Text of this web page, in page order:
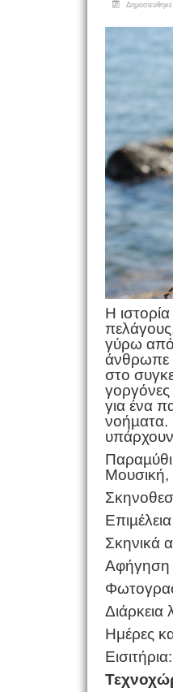
Η
γύρω από
άνθρωπε
στο
γοργόνες
για ένα
νοήµατα.
Μουσική,
Σκηνικά
Αφήγηση
Διάρκεια
Ημέρες